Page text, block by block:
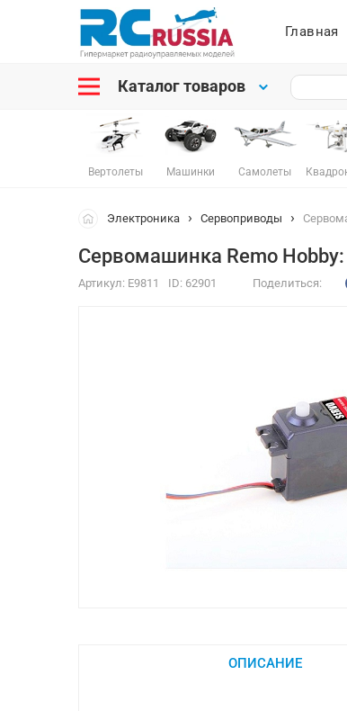
Главная
Каталог товаров
Вертолеты Машинки Самолеты
Электроника Сервоприводы
Сервомашинка Remo Hobby:
Артикул: E9811 ID: 62901 Поделиться:
ОПИСАНИЕ